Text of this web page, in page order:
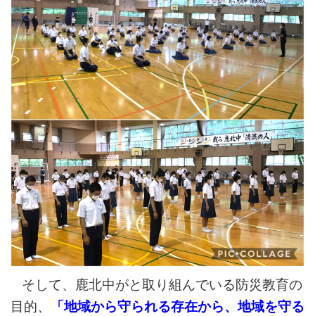
そして、鹿北中がと取り組んでいる防災教育の
目的、
「地域から守られる存在から、地域を守る